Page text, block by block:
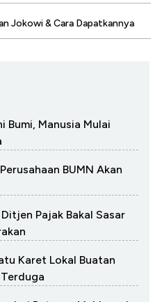
Jokowi & Cara Dapatkannya
Bumi, Manusia Mulai
BUMN Akan
Pajak Bakal Sasar
Karet Lokal Buatan